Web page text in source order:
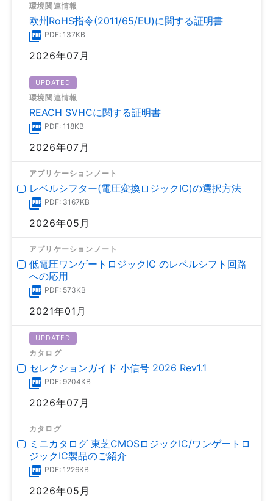
環境関連情報
欧州RoHS指令(2011/65/EU)に関する証明書
PDF: 137KB
2026年07月
UPDATED
環境関連情報
REACH SVHCに関する証明書
PDF: 118KB
2026年07月
アプリケーションノート
レベルシフター(電圧変換ロジックIC)の選択方法
PDF: 3167KB
2026年05月
アプリケーションノート
低電圧ワンゲートロジックIC のレベルシフト回路
への応用
PDF: 573KB
2021年01月
UPDATED
カタログ
セレクションガイド 小信号 2026 Rev1.1
PDF: 9204KB
2026年07月
カタログ
ミニカタログ 東芝CMOSロジックIC/ワンゲートロ
ジックIC製品のご紹介
PDF: 1226KB
2026年05月